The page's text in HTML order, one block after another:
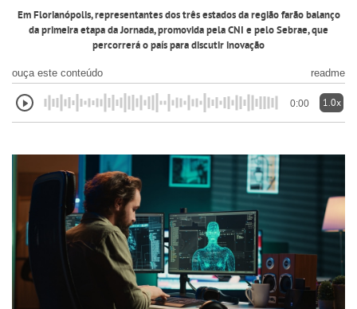
Em Florianópolis, representantes dos três estados da região farão balanço
da primeira etapa da Jornada, promovida pela CNI e pelo Sebrae, que
percorrerá o país para discutir inovação
ouça este conteúdo readme
0:00 1.0x